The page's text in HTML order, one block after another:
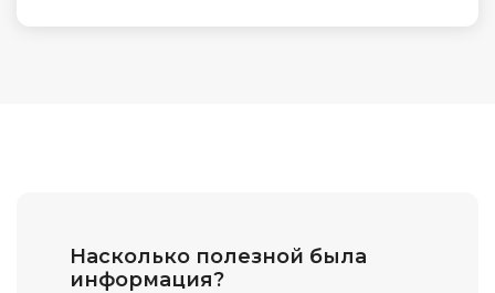
Насколько полезной была
информация?